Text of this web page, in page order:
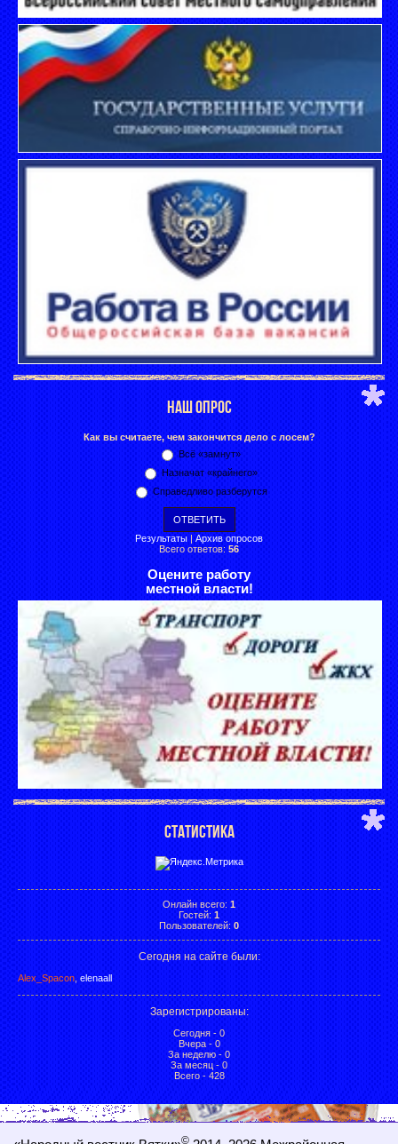
НАШ ОПРОС
Как вы считаете, чем закончится дело с лосем?
Всё «замнут»
Назначат «крайнего»
Справедливо разберутся
Результаты | Архив опросов
Всего ответов: 56
Оцените работу
местной власти!
СТАТИСТИКА
Онлайн всего: 1
Гостей: 1
Пользователей: 0
Сегодня на сайте были:
Alex_Spacon elenaall
Зарегистрированы:
Сегодня - 0
Вчера - 0
За неделю - 0
За месяц - 0
Всего - 428
©